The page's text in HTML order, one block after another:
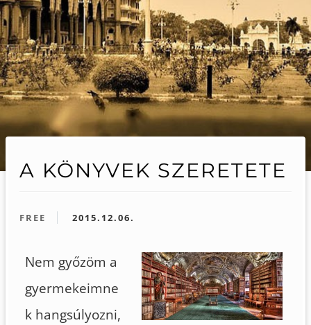
A KÖNYVEK SZERETETE
FREE 2015.12.06.
Nem győzöm a
gyermekeimne
k hangsúlyozni,